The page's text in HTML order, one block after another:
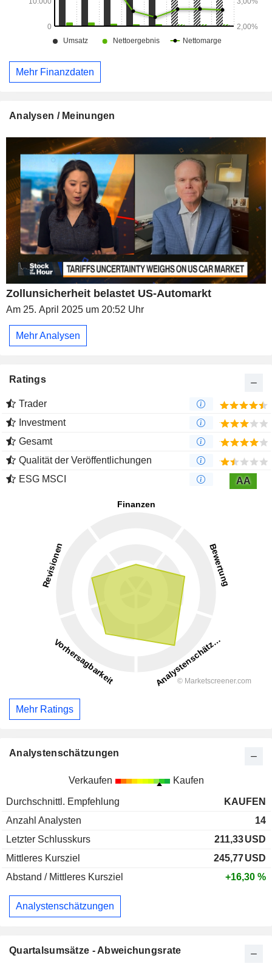
Mehr Finanzdaten
Analysen / Meinungen
Zollunsicherheit belastet US-Automarkt
Am 25. April 2025 um 20:52 Uhr
Mehr Analysen
Ratings
Trader
Investment
Gesamt
Qualität der Veröffentlichungen
ESG MSCI
AA
Mehr Ratings
Analystenschätzungen
Verkaufen Kaufen
Durchschnittl. Empfehlung
KAUFEN
Anzahl Analysten
14
Letzter Schlusskurs
211,33USD
Mittleres Kursziel
245,77USD
Abstand / Mittleres Kursziel
+16,30 %
Analystenschätzungen
Quartalsumsätze - Abweichungsrate